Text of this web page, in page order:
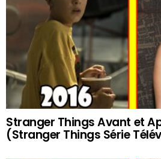
Stranger Things Avant et
(Stranger Things Série